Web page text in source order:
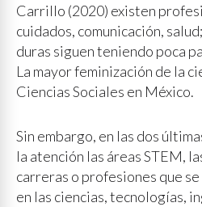
Carrillo (2020) existen
cuidados, comunicación,
duras siguen teniendo poca
La mayor feminización de la
Ciencias Sociales en México.
Sin embargo, en las dos
la atención las áreas STEM,
carreras o profesiones que
en las ciencias, tecnologías,